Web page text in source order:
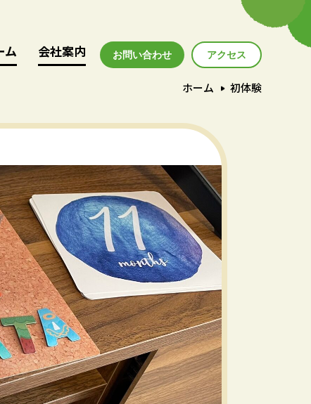
ム
ム 会社案内
会社案内 お問い合わせ アクセス
アクセス
ホーム 初体験